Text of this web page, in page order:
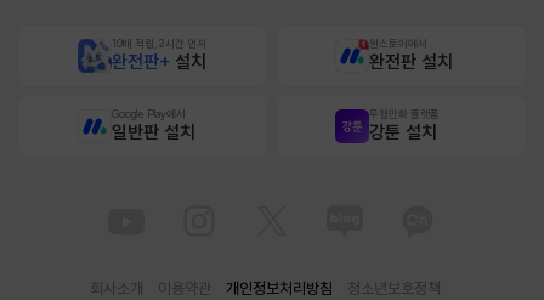
10배 적립, 2시간 먼저
완전판+ 설치
원스토어에서
완전판 설치
Google Play에서
일반판 설치
무협만화 플랫폼
강툰 설치
회사소개 이용약관 개인정보처리방침 청소년보호정책